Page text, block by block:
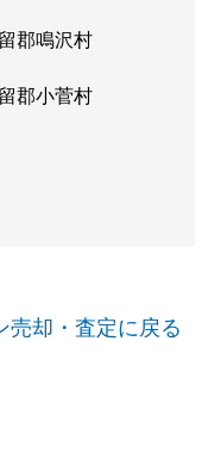
郡鳴沢村
郡小菅村
売却・査定に戻る